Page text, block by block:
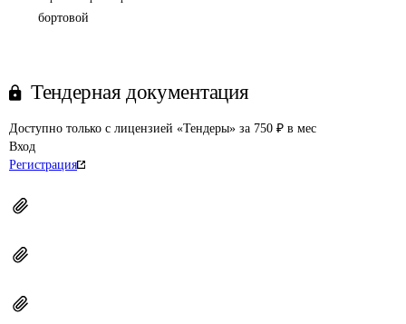
бортовой
Тендерная документация
Доступно только с лицензией «Тендеры» за 750 ₽ в мес
Вход
Регистрация